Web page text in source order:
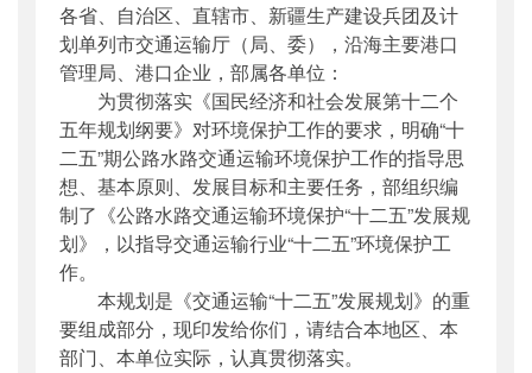
公开日期：2012年02月01日
主题词：
交通运输;环境保护;发展规划
机构分类：综合规划司
主题分类：综合规划
公文类型：部文件
各省、自治区、直辖市、新疆生产建设兵团及计
划单列市交通运输厅（局、委），沿海主要港口
管理局、港口企业，部属各单位：
为贯彻落实《国民经济和社会发展第十二个
五年规划纲要》对环境保护工作的要求，明确“十
二五”期公路水路交通运输环境保护工作的指导思
想、基本原则、发展目标和主要任务，部组织编
制了《公路水路交通运输环境保护“十二五”发展规
划》，以指导交通运输行业“十二五”环境保护工
作。
本规划是《交通运输“十二五”发展规划》的重
要组成部分，现印发给你们，请结合本地区、本
部门、本单位实际，认真贯彻落实。